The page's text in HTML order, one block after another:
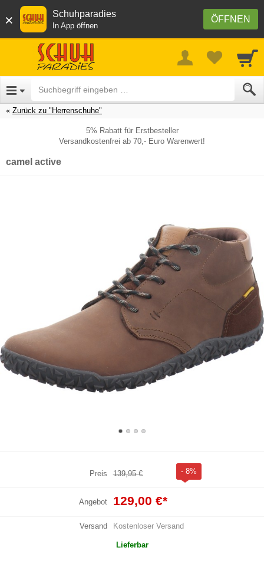
× ÖFFNEN
Schuhparadies
In App öffnen
Zurück zu "Herrenschuhe"
5% Rabatt für Erstbesteller
Versandkostenfrei ab 70,- Euro Warenwert!
camel active
Preis 139,95 € - 8%
Angebot 129,00 €*
Versand Kostenloser Versand
Lieferbar